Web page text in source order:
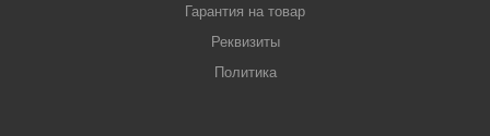
Гарантия на товар
Реквизиты
Политика